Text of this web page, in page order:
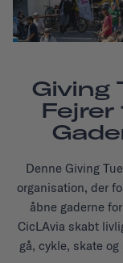
Giving
Fejrer
Denne Giving
organisation, der
åbne gaderne
CicLAvia skabt
gå, cykle, skate